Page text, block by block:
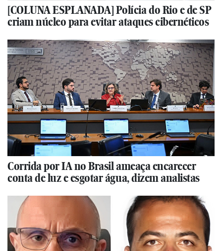
[COLUNA ESPLANADA] Polícia do Rio e de SP
criam núcleo para evitar ataques cibernéticos
Corrida por IA no Brasil ameaça encarecer
conta de luz e esgotar água, dizem analistas